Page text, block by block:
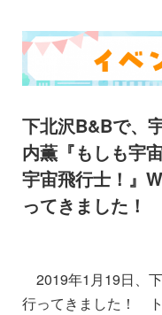
下北沢B&Bで、
内薫『もしも宇
宇宙飛行士！』
ってきました！
2019年1月19日、
行ってきました！